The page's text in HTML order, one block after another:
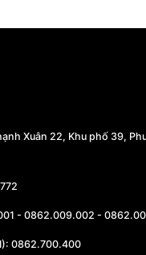
Xuân 22, Khu phố 39,
- 0862.009.002 -
0862.700.400